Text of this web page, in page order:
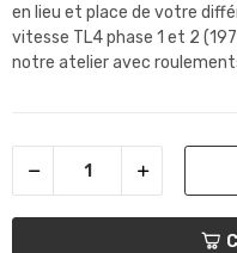
en lieu et place de votre
vitesse TL4 phase 1 et 2
notre atelier avec